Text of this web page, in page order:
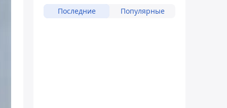
Последние Популярные